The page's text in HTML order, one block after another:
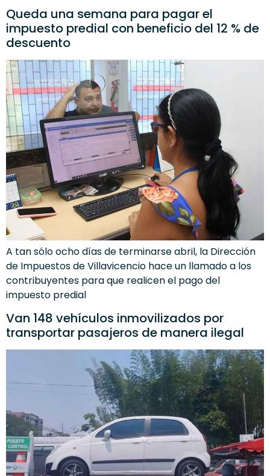
Queda una semana para pagar el
impuesto predial con beneficio del 12 % de
descuento
A tan sólo ocho días de terminarse abril, la Dirección
de Impuestos de Villavicencio hace un llamado a los
contribuyentes para que realicen el pago del
impuesto predial
Van 148 vehículos inmovilizados por
transportar pasajeros de manera ilegal